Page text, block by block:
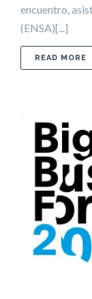
encuentro,
(ENSA)[...]
READ MORE